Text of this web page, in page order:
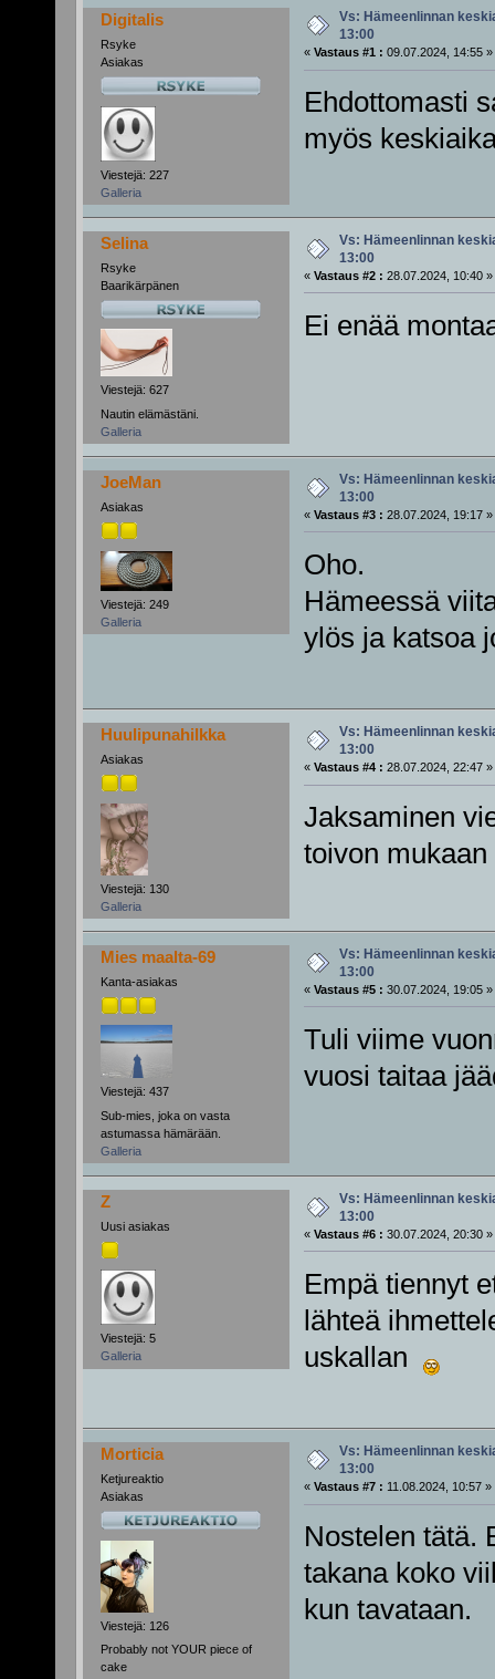
Digitalis
Rsyke
Asiakas
Viestejä: 227
Galleria
Vs: Hämeenlinnan
13:00
« Vastaus #1 : 09.07.2024, 14:55 »
Ehdottomasti
myös
Selina
Rsyke
Baarikärpänen
Viestejä: 627
Nautin elämästäni.
Galleria
Vs: Hämeenlinnan
13:00
« Vastaus #2 : 28.07.2024, 10:40 »
Ei enää
JoeMan
Asiakas
Viestejä: 249
Galleria
Vs: Hämeenlinnan
13:00
« Vastaus #3 : 28.07.2024, 19:17 »
Oho.
Hämeessä
ylös ja katsoa
Huulipunahilkka
Asiakas
Viestejä: 130
Galleria
Vs: Hämeenlinnan
13:00
« Vastaus #4 : 28.07.2024, 22:47 »
Jaksaminen
toivon mukaan
Mies maalta-69
Kanta-asiakas
Viestejä: 437
Sub-mies, joka on vasta
astumassa hämärään.
Galleria
Vs: Hämeenlinnan
13:00
« Vastaus #5 : 30.07.2024, 19:05 »
Tuli viime
vuosi taitaa
Z
Uusi asiakas
Viestejä: 5
Galleria
Vs: Hämeenlinnan
13:00
« Vastaus #6 : 30.07.2024, 20:30 »
Empä tiennyt
lähteä
uskallan
Morticia
Ketjureaktio
Asiakas
Viestejä: 126
Probably not YOUR piece of
cake
Vs: Hämeenlinnan
13:00
« Vastaus #7 : 11.08.2024, 10:57 »
Nostelen tätä.
takana koko
kun tavataan.